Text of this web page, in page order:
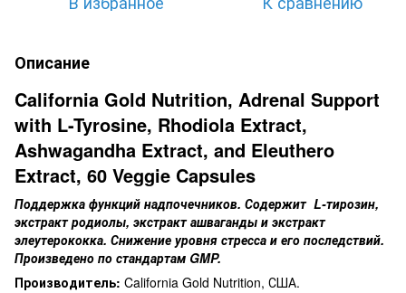
Описание
California Gold Nutrition, Adrenal Support
with L-Tyrosine, Rhodiola Extract,
Ashwagandha Extract, and Eleuthero
Extract, 60 Veggie Capsules
Поддержка функций надпочечников. Содержит L-тирозин,
экстракт родиолы, экстракт ашваганды и экстракт
элеутерококка. Снижение уровня стресса и его последствий.
Произведено по стандартам GMP.
Производитель: California Gold Nutrition, США.